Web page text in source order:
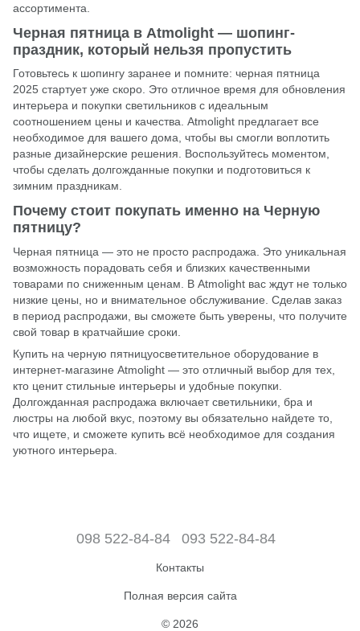
ассортимента.
Черная пятница в Atmolight — шопинг-
праздник, который нельзя пропустить
Готовьтесь к шопингу заранее и помните: черная пятница
2025 стартует уже скоро. Это отличное время для обновления
интерьера и покупки светильников с идеальным
соотношением цены и качества. Atmolight предлагает все
необходимое для вашего дома, чтобы вы смогли воплотить
разные дизайнерские решения. Воспользуйтесь моментом,
чтобы сделать долгожданные покупки и подготовиться к
зимним праздникам.
Почему стоит покупать именно на Черную
пятницу?
Черная пятница — это не просто распродажа. Это уникальная
возможность порадовать себя и близких качественными
товарами по сниженным ценам. В Atmolight вас ждут не только
низкие цены, но и внимательное обслуживание. Сделав заказ
в период распродажи, вы сможете быть уверены, что получите
свой товар в кратчайшие сроки.
Купить на черную пятницуосветительное оборудование в
интернет-магазине Atmolight — это отличный выбор для тех,
кто ценит стильные интерьеры и удобные покупки.
Долгожданная распродажа включает светильники, бра и
люстры на любой вкус, поэтому вы обязательно найдете то,
что ищете, и сможете купить всё необходимое для создания
уютного интерьера.
098 522-84-84 093 522-84-84
Контакты
Полная версия сайта
© 2026